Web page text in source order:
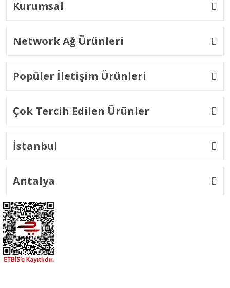
Kurumsal
Network Ağ Ürünleri
Popüler İletişim Ürünleri
Çok Tercih Edilen Ürünler
İstanbul
Antalya